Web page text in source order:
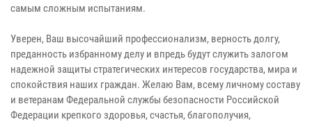
самым сложным испытаниям.
Уверен, Ваш высочайший профессионализм, верность долгу,
преданность избранному делу и впредь будут служить залогом
надежной защиты стратегических интересов государства, мира и
спокойствия наших граждан. Желаю Вам, всему личному составу
и ветеранам Федеральной службы безопасности Российской
Федерации крепкого здоровья, счастья, благополучия,